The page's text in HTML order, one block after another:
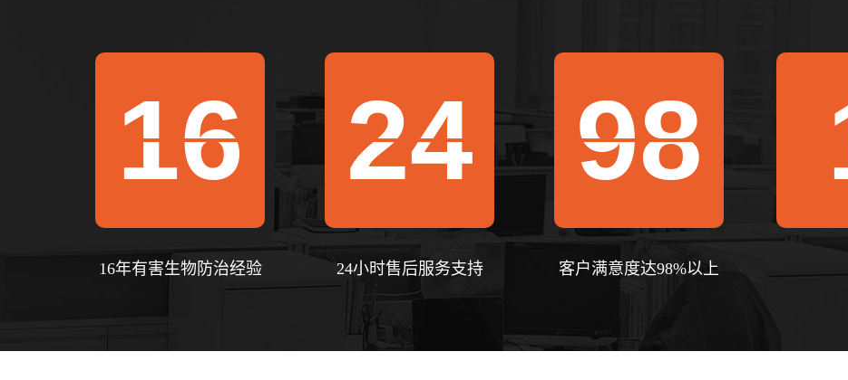
16
16年有害生物防治经验
24
24小时售后服务支持
98
客户满意度达98%以上